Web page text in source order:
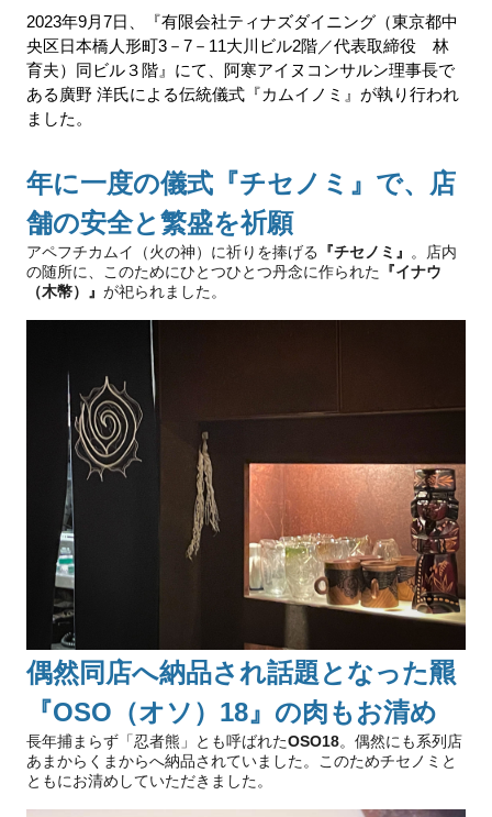
2023年9月7日、『有限会社ティナズダイニング（東京都中
央区日本橋人形町3－7－11大川ビル2階／代表取締役 林
育夫）同ビル３階』にて、阿寒アイヌコンサルン理事長で
ある廣野 洋氏による伝統儀式『カムイノミ』が執り行われ
ました。
年に一度の儀式『チセノミ』で、店
舗の安全と繁盛を祈願
アペフチカムイ（火の神）に祈りを捧げる 『チセノミ』
。店内
の随所に、このためにひとつひとつ丹念に作られた 『イナウ
（木幣）』 が祀られました。
偶然同店へ納品され話題となった羆
『OSO（オソ）18』の肉もお清め
長年捕まらず「忍者熊」とも呼ばれたOSO18。偶然にも系列店
あまからくまからへ納品されていました。このためチセノミと
ともにお清めしていただきました。